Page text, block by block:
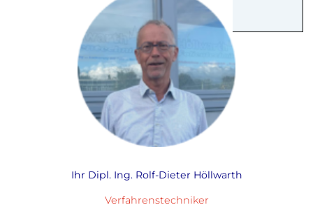
Ihr Dipl. Ing. Rolf-Dieter Höllwarth
Verfahrenstechniker